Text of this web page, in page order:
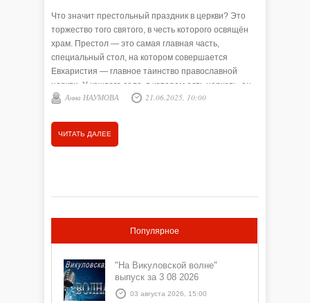
Что значит престольный праздник в церкви? Это
торжество того святого, в честь которого освящён
храм. Престол — это самая главная часть,
специальный стол, на котором совершается
Евхаристия — главное таинство православной
церкви. У каждого села, в котором есть церковь, он
свой.Анна НАУМОВА 21.06.2025, 10:00
ЧИТАТЬ ДАЛЕЕ
Популярное
"На Викуловской волне"
выпуск за 3 08 2026
03 августа 2026, 15:00